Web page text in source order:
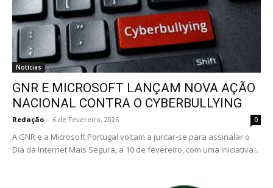
Notícias
GNR E MICROSOFT LANÇAM NOVA AÇÃO
NACIONAL CONTRA O CYBERBULLYING
Redação - 6 de Fevereiro, 2026 0
A GNR e a Microsoft Portugal voltam a juntar-se para assinalar o
Dia da Internet Mais Segura, a 10 de fevereiro, com uma iniciativa...